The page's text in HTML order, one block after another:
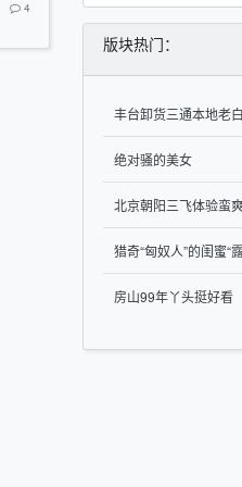
4
版块热门：
丰台卸货三通本地老
绝对骚的美女
北京朝阳三飞体验蛮
猎奇“匈奴人”的闺蜜“
房山99年丫头挺好看